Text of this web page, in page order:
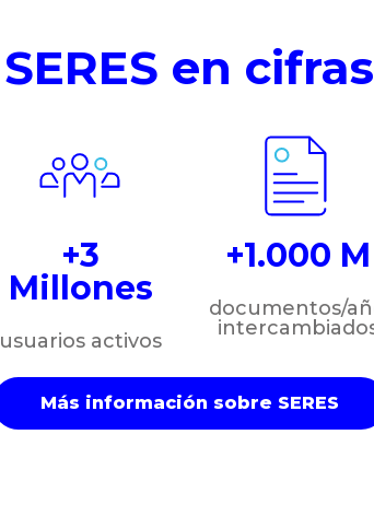
SERES en cifras
+3
Millones
usuarios activos
+1.000 M
documentos/
Más información sobre SERES